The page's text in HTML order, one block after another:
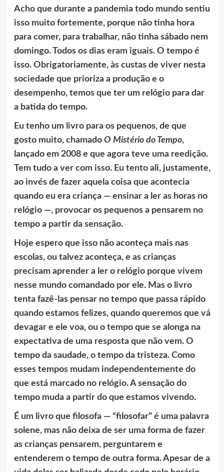
Acho que durante a pandemia todo mundo sentiu
isso muito fortemente, porque não tinha hora
para comer, para trabalhar, não tinha sábado nem
domingo. Todos os dias eram iguais. O tempo é
isso. Obrigatoriamente, às custas de viver nesta
sociedade que prioriza a produção e o
desempenho, temos que ter um relógio para dar
a batida do tempo.
Eu tenho um livro para os pequenos, de que
gosto muito, chamado O Mistério do Tempo,
lançado em 2008 e que agora teve uma reedição.
Tem tudo a ver com isso. Eu tento ali, justamente,
ao invés de fazer aquela coisa que acontecia
quando eu era criança — ensinar a ler as horas no
relógio —, provocar os pequenos a pensarem no
tempo a partir da sensação.
Hoje espero que isso não aconteça mais nas
escolas, ou talvez aconteça, e as crianças
precisam aprender a ler o relógio porque vivem
nesse mundo comandado por ele. Mas o livro
tenta fazê-las pensar no tempo que passa rápido
quando estamos felizes, quando queremos que vá
devagar e ele voa, ou o tempo que se alonga na
expectativa de uma resposta que não vem. O
tempo da saudade, o tempo da tristeza. Como
esses tempos mudam independentemente do
que está marcado no relógio. A sensação do
tempo muda a partir do que estamos vivendo.
É um livro que filosofa — “filosofar” é uma palavra
solene, mas não deixa de ser uma forma de fazer
as crianças pensarem, perguntarem e
entenderem o tempo de outra forma. Apesar de a